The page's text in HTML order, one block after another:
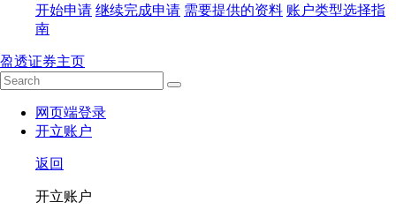
开始申请 继续完成申请 需要提供的资料 账户类型选择指
南
盈透证券主页
网页端登录
开立账户
返回
开立账户